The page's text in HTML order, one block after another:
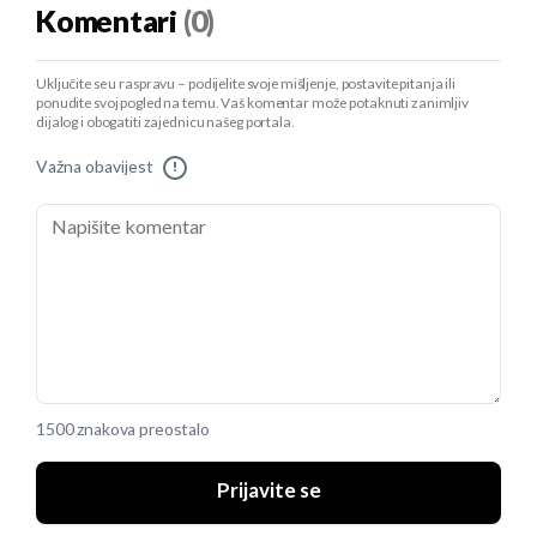
Komentari (0)
Uključite se u raspravu – podijelite svoje mišljenje, postavite pitanja ili
ponudite svoj pogled na temu. Vaš komentar može potaknuti zanimljiv
dijalog i obogatiti zajednicu našeg portala.
Važna obavijest !
1500 znakova preostalo
Prijavite se